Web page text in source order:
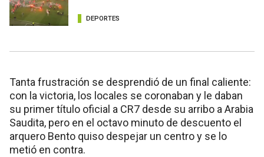
DEPORTES
Tanta frustración se desprendió de un final caliente:
con la victoria, los locales se coronaban y le daban
su primer título oficial a CR7 desde su arribo a Arabia
Saudita, pero en el octavo minuto de descuento el
arquero Bento quiso despejar un centro y se lo
metió en contra.